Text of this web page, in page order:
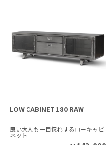
LOW CABINET 180 RAW
良い大人も一目惚れするローキャビ
ネット